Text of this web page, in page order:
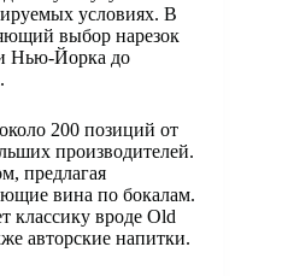
условиях. В
выбор нарезок
Нью-Йорка до
200 позиций от
производителей.
предлагая
вина по бокалам.
классику вроде Old
авторские напитки.